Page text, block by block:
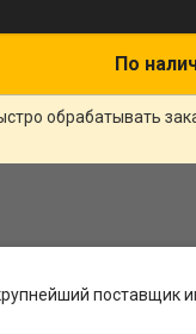
По
обрабатывать
поставщик